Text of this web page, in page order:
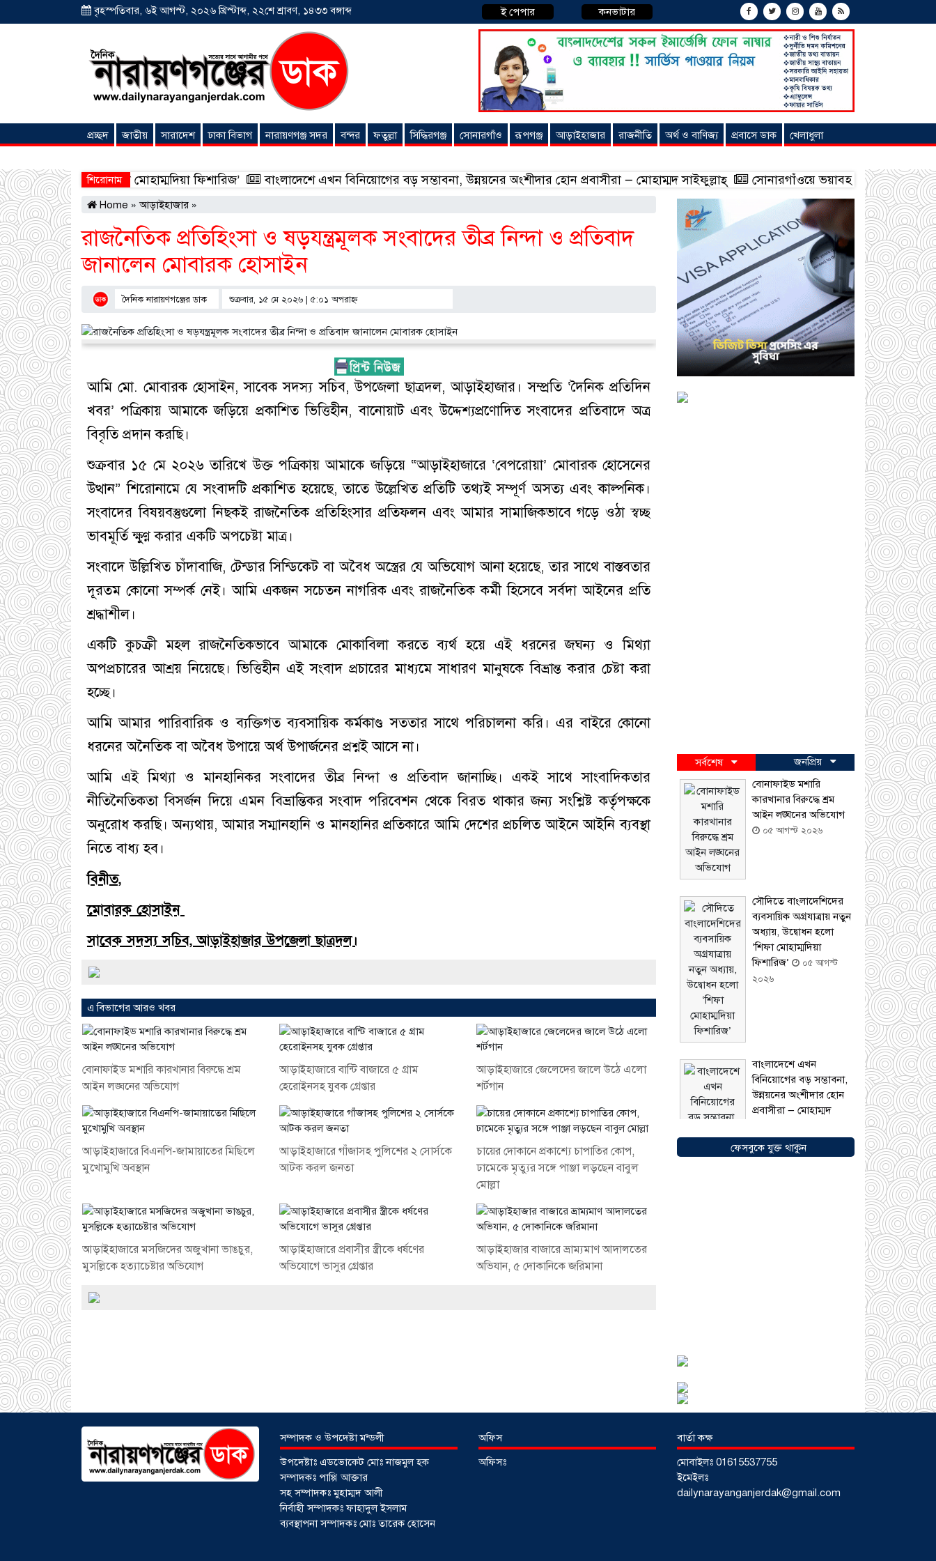
বৃহস্পতিবার, ৬ই আগস্ট, ২০২৬ খ্রিস্টাব্দ, ২২শে শ্রাবণ, ১৪৩৩ বঙ্গাব্দ ই পেপার কনভাটার
প্রচ্ছদ জাতীয় সারাদেশ ঢাকা বিভাগ নারায়ণগঞ্জ সদর বন্দর ফতুল্লা সিদ্ধিরগঞ্জ সোনারগাঁও রূপগঞ্জ আড়াইহাজার রাজনীতি অর্থ ও বাণিজ্য প্রবাসে ডাক
খেলাধুলা
শিরোনাম
উদ্বোধন হলো ‘শিফা মোহাম্মদিয়া ফিশারিজ’ বাংলাদেশে এখন বিনিয়োগের বড় সম্ভাবনা, উন্নয়নের অংশীদার হোন প্রবাসীরা — মোহাম্মদ সাইফুল্লাহ্ সোনারগাঁওয়ে ভয়াবহ লোডশেডিংয়ে জনজীবন
Home »আড়াইহাজার »
রাজনৈতিক প্রতিহিংসা ও ষড়যন্ত্রমূলক সংবাদের তীব্র নিন্দা ও প্রতিবাদ
জানালেন মোবারক হোসাইন
দৈনিক নারায়ণগঞ্জের ডাক শুক্রবার, ১৫ মে ২০২৬ | ৫:০১ অপরাহ্ণ
​আমি মো. মোবারক হোসাইন, সাবেক সদস্য সচিব, উপজেলা ছাত্রদল, আড়াইহাজার। সম্প্রতি ‘দৈনিক প্রতিদিন
খবর’ পত্রিকায় আমাকে জড়িয়ে প্রকাশিত ভিত্তিহীন, বানোয়াট এবং উদ্দেশ্যপ্রণোদিত সংবাদের প্রতিবাদে অত্র
বিবৃতি প্রদান করছি।
​শুক্রবার ১৫ মে ২০২৬ তারিখে উক্ত পত্রিকায় আমাকে জড়িয়ে “আড়াইহাজারে ‘বেপরোয়া’ মোবারক হোসেনের
উত্থান” শিরোনামে যে সংবাদটি প্রকাশিত হয়েছে, তাতে উল্লেখিত প্রতিটি তথ্যই সম্পূর্ণ অসত্য এবং কাল্পনিক।
সংবাদের বিষয়বস্তুগুলো নিছকই রাজনৈতিক প্রতিহিংসার প্রতিফলন এবং আমার সামাজিকভাবে গড়ে ওঠা স্বচ্ছ
ভাবমূর্তি ক্ষুণ্ণ করার একটি অপচেষ্টা মাত্র।
সংবাদে উল্লিখিত চাঁদাবাজি, টেন্ডার সিন্ডিকেট বা অবৈধ অস্ত্রের যে অভিযোগ আনা হয়েছে, তার সাথে বাস্তবতার
দূরতম কোনো সম্পর্ক নেই। আমি একজন সচেতন নাগরিক এবং রাজনৈতিক কর্মী হিসেবে সর্বদা আইনের প্রতি
শ্রদ্ধাশীল।
একটি কুচক্রী মহল রাজনৈতিকভাবে আমাকে মোকাবিলা করতে ব্যর্থ হয়ে এই ধরনের জঘন্য ও মিথ্যা
অপপ্রচারের আশ্রয় নিয়েছে। ভিত্তিহীন এই সংবাদ প্রচারের মাধ্যমে সাধারণ মানুষকে বিভ্রান্ত করার চেষ্টা করা
হচ্ছে।
আমি আমার পারিবারিক ও ব্যক্তিগত ব্যবসায়িক কর্মকাণ্ড সততার সাথে পরিচালনা করি। এর বাইরে কোনো
ধরনের অনৈতিক বা অবৈধ উপায়ে অর্থ উপার্জনের প্রশ্নই আসে না।
​আমি এই মিথ্যা ও মানহানিকর সংবাদের তীব্র নিন্দা ও প্রতিবাদ জানাচ্ছি। একই সাথে সাংবাদিকতার
নীতিনৈতিকতা বিসর্জন দিয়ে এমন বিভ্রান্তিকর সংবাদ পরিবেশন থেকে বিরত থাকার জন্য সংশ্লিষ্ট কর্তৃপক্ষকে
অনুরোধ করছি। অন্যথায়, আমার সম্মানহানি ও মানহানির প্রতিকারে আমি দেশের প্রচলিত আইনে আইনি ব্যবস্থা
নিতে বাধ্য হব।
বিনীত,
​মোবারক হোসাইন
সাবেক সদস্য সচিব, আড়াইহাজার উপজেলা ছাত্রদল।
এ বিভাগের আরও খবর
বোনাফাইড মশারি কারখানার বিরুদ্ধে শ্রম
আইন লঙ্ঘনের অভিযোগ
আড়াইহাজারে বান্টি বাজারে ৫ গ্রাম
হেরোইনসহ যুবক গ্রেপ্তার
আড়াইহাজারে জেলেদের জালে উঠে এলো
শর্টগান
আড়াইহাজারে বিএনপি-জামায়াতের মিছিলে
মুখোমুখি অবস্থান
আড়াইহাজারে গাঁজাসহ পুলিশের ২ সোর্সকে
আটক করল জনতা
চায়ের দোকানে প্রকাশ্যে চাপাতির কোপ,
ঢামেকে মৃত্যুর সঙ্গে পাঞ্জা লড়ছেন বাবুল
মোল্লা
আড়াইহাজারে মস‌জি‌দের অজুখানা ভাঙচুর,
মুসল্লিকে হত্যাচেষ্টার অভিযোগ
আড়াইহাজারে প্রবাসীর স্ত্রীকে ধর্ষণের
অভিযোগে ভাসুর গ্রেপ্তার
আড়াইহাজার বাজারে ভ্রাম্যমাণ আদালতের
অভিযান, ৫ দোকানিকে জরিমানা
সর্বশেষ
জনপ্রিয়
বোনাফাইড মশারি
কারখানার বিরুদ্ধে শ্রম
আইন লঙ্ঘনের অভিযোগ
০৫ আগস্ট ২০২৬
সৌদিতে বাংলাদেশিদের
ব্যবসায়িক অগ্রযাত্রায় নতুন
অধ্যায়, উদ্বোধন হলো
‘শিফা মোহাম্মদিয়া
ফিশারিজ’
০৫ আগস্ট
২০২৬
বাংলাদেশে এখন
বিনিয়োগের বড় সম্ভাবনা,
উন্নয়নের অংশীদার হোন
প্রবাসীরা — মোহাম্মদ
২০২৬
আড়াইহাজারে জেলেদের
০৩ আগস্ট ২০২৬
ফেসবুকে যুক্ত থাকুন
সম্পাদক ও উপদেষ্টা মন্ডলী
উপদেষ্টাঃ এডভোকেট মোঃ নাজমুল হক
সম্পাদকঃ পাপ্পি আক্তার
সহ সম্পাদকঃ মুহাম্মদ আলী
নির্বাহী সম্পাদকঃ ফাহাদুল ইসলাম
ব্যবস্থাপনা সম্পাদকঃ মোঃ তারেক হোসেন
অফিস
অফিসঃ
বার্তা কক্ষ
মোবাইলঃ 01615537755
ইমেইলঃ
dailynarayanganjerdak@gmail.com